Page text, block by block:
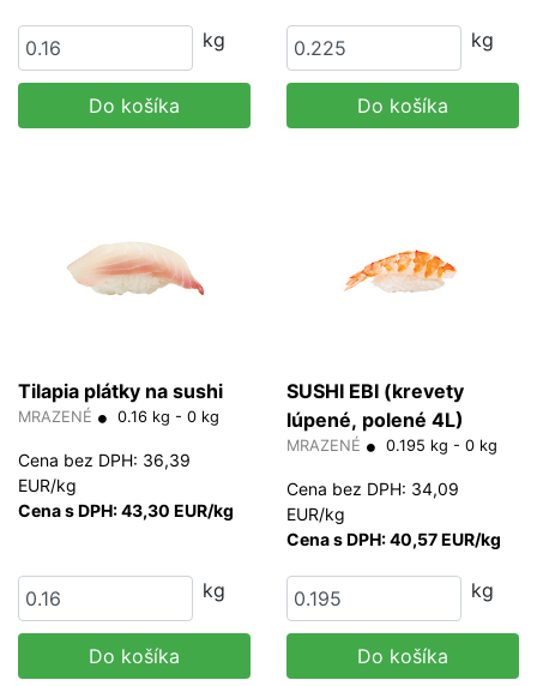
kg
Do košíka
kg
Do košíka
Tilapia plátky na sushi
MRAZENÉ 0.16 kg - 0 kg
Cena bez DPH: 36,39
EUR/kg
Cena s DPH: 43,30 EUR/kg
kg
Do košíka
SUSHI EBI (krevety
lúpené, polené 4L)
MRAZENÉ 0.195 kg - 0 kg
Cena bez DPH: 34,09
EUR/kg
Cena s DPH: 40,57 EUR/kg
kg
Do košíka